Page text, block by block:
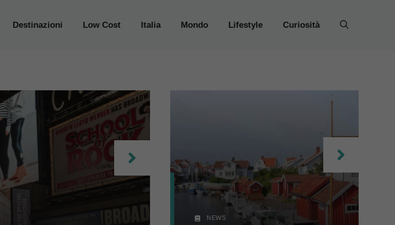
Destinazioni Low Cost Italia Mondo Lifestyle Curiosità
NEWS